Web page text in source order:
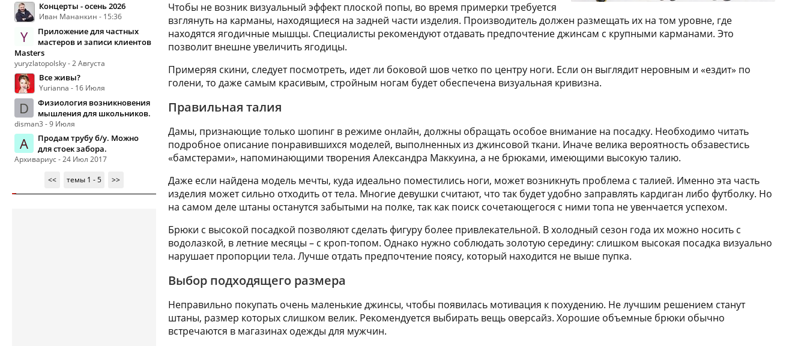
Концерты - осень 2026
Иван Мананкин - 15:36
Y
Приложение для частных
мастеров и записи клиентов
Masters
yuryzlatopolsky - 2 Августа
Все живы?
Yurianna - 16 Июля
D
Физиология возникновения
мышления для школьников.
disman3 - 9 Июля
А
Продам трубу б/у. Можно
для стоек забора.
Архивариус - 24 Июл 2017
<<
темы 1 - 5 >>
Чтобы не возник визуальный эффект плоской попы, во время примерки требуется
взглянуть на карманы, находящиеся на задней части изделия. Производитель должен размещать их на том уровне, где
находятся ягодичные мышцы. Специалисты рекомендуют отдавать предпочтение джинсам с крупными карманами. Это
позволит внешне увеличить ягодицы.
Примеряя скини, следует посмотреть, идет ли боковой шов четко по центру ноги. Если он выглядит неровным и «ездит» по
голени, то даже самым красивым, стройным ногам будет обеспечена визуальная кривизна.
Правильная талия
Дамы, признающие только шопинг в режиме онлайн, должны обращать особое внимание на посадку. Необходимо читать
подробное описание понравившихся моделей, выполненных из джинсовой ткани. Иначе велика вероятность обзавестись
«бамстерами», напоминающими творения Александра Маккуина, а не брюками, имеющими высокую талию.
Даже если найдена модель мечты, куда идеально поместились ноги, может возникнуть проблема с талией. Именно эта часть
изделия может сильно отходить от тела. Многие девушки считают, что так будет удобно заправлять кардиган либо футболку. Но
на самом деле штаны останутся забытыми на полке, так как поиск сочетающегося с ними топа не увенчается успехом.
Брюки с высокой посадкой позволяют сделать фигуру более привлекательной. В холодный сезон года их можно носить с
водолазкой, в летние месяцы – с кроп-топом. Однако нужно соблюдать золотую середину: слишком высокая посадка визуально
нарушает пропорции тела. Лучше отдать предпочтение поясу, который находится не выше пупка.
Выбор подходящего размера
Неправильно покупать очень маленькие джинсы, чтобы появилась мотивация к похудению. Не лучшим решением станут
штаны, размер которых слишком велик. Рекомендуется выбирать вещь оверсайз. Хорошие объемные брюки обычно
встречаются в магазинах одежды для мужчин.